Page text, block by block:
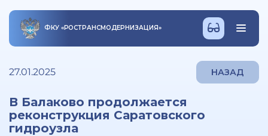
ФКУ «РОСТРАНСМОДЕРНИЗАЦИЯ»
27.01.2025 НАЗАД
В Балаково продолжается
реконструкция Саратовского
гидроузла